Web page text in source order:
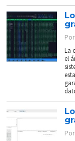
Por
La
el
Por